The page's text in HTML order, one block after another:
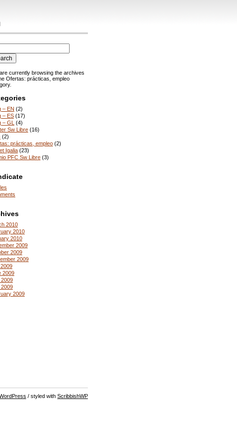
currently browsing the archives
Ofertas: prácticas, empleo
– EN (2)
– ES (17)
– GL (4)
Sw Libre (16)
(2)
prácticas, empleo (2)
Igalia (23)
PFC Sw Libre (3)
2010
2010
2010
2009
2009
2009
2009
2009
2009
/ styled with ScribbishWP